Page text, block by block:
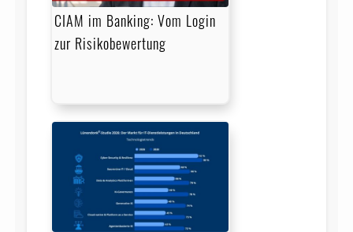
CIAM im Banking: Vom Login
zur Risikobewertung